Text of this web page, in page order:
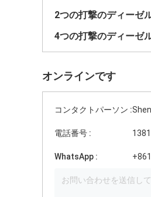
2つの打撃のディーゼ
4つの打撃のディーゼ
オンラインです
コンタクトパーソン :Shen
電話番号 :
WhatsApp :